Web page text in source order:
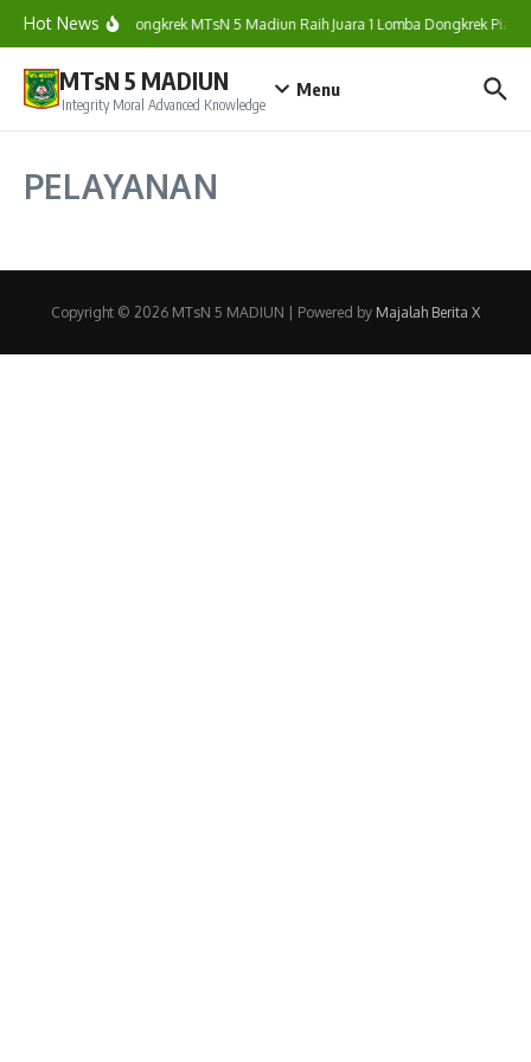
Hot NewsTim Dongkrek MTsN 5 Madiun Raih Juara 1 Lomba Dongkrek Piala
MTsN 5 MADIUN
Integrity Moral Advanced Knowledge
Menu
PELAYANAN
Copyright © 2026 MTsN 5 MADIUN | Powered by Majalah Berita X